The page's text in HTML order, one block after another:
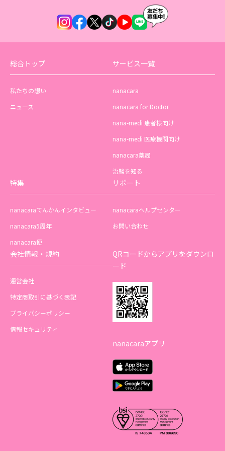
総合トップ
私たちの想い
ニュース
サービス一覧
nanacara
nanacara for Doctor
nana-medi 患者様向け
nana-medi 医療機関向け
nanacara薬局
治験を知る
特集
nanacaraてんかんインタビュー
nanacara5周年
nanacara便
サポート
nanacaraヘルプセンター
お問い合わせ
会社情報・規約
運営会社
特定商取引に基づく表記
プライバシーポリシー
情報セキュリティ
QRコードからアプリをダウンロ
ード
nanacaraアプリ